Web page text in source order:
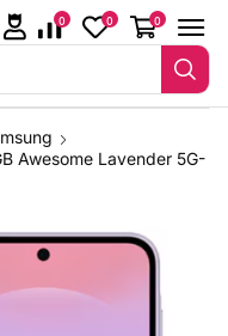
0 0 0
Awesome Lavender 5G-